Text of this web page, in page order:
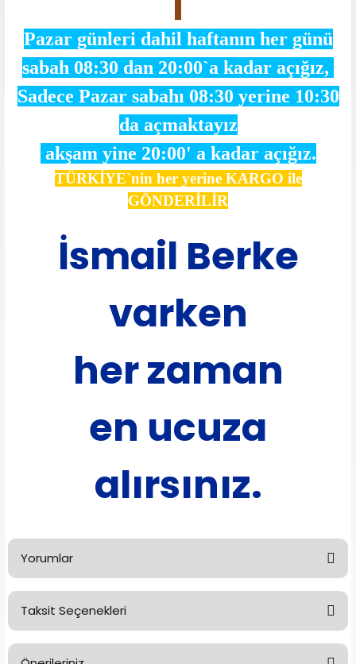
Pazar günleri dahil haftanın her günü
sabah 08:30 dan 20:00`a kadar açığız,
Sadece Pazar sabahı 08:30 yerine 10:30
da açmaktayız
akşam yine 20:00' a kadar açığız.
TÜRKİYE`nin her yerine KARGO ile
GÖNDERİLİR
İsmail Berke
varken
her zaman
en ucuza
alırsınız.
Yorumlar
Bu ürüne ilk yorumu siz yapın!
Taksit Seçenekleri